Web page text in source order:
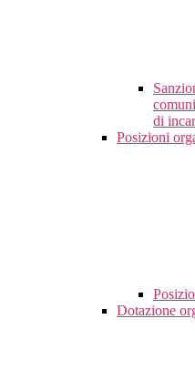
di
Posizioni
Dotazione